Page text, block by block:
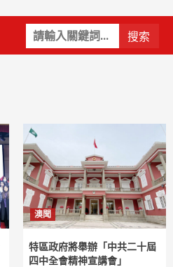
關
鍵
Primary
Menu
澳聞
特區政府將舉辦「中共二十屆
四中全會精神宣講會」